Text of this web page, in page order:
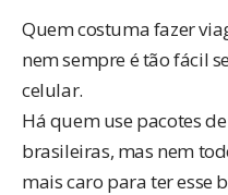
Quem costuma fazer
nem sempre é tão fácil
celular.
Há quem use pacotes
brasileiras, mas nem
mais caro para ter esse